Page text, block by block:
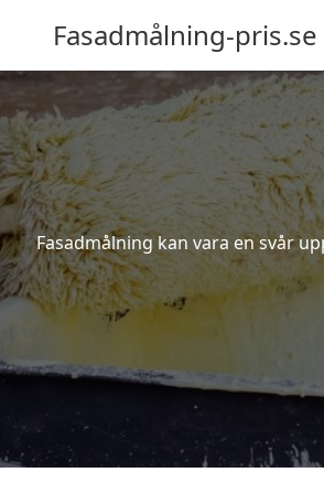
Fasadmålning-pris.se
Fasadmålning kan vara en svår